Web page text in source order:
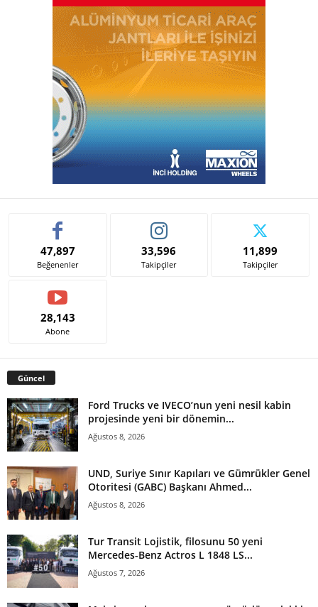
47,897
Beğenenler
33,596
Takipçiler
11,899
Takipçiler
28,143
Abone
Güncel
Ford Trucks ve IVECO’nun yeni nesil kabin
projesinde yeni bir dönemin...
Ağustos 8, 2026
UND, Suriye Sınır Kapıları ve Gümrükler Genel
Otoritesi (GABC) Başkanı Ahmed...
Ağustos 8, 2026
Tur Transit Lojistik, filosunu 50 yeni
Mercedes-Benz Actros L 1848 LS...
Ağustos 7, 2026